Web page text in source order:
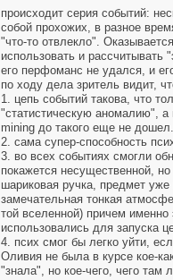
происходит серия событий:
собой прохожих, в разное
"что-то отвлекло".
использовать и
его перфоманс не удался, и
по ходу дела зритель видит,
1. цепь событий такова, что
"статистическую аномалию", а
mining до такого еще не
2. сама супер-способность
3. во всех событиях смогли
покажется несущественной,
шариковая ручка, предмет
замечательная тонкая
той вселенной) причем
использовались для запуска
4. псих смог бы легко уйти,
Оливия не была в курсе кое-
"знала", но кое-чего, чего